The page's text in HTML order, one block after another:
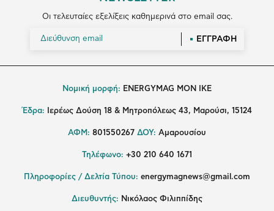
Οι τελευταίες εξελίξεις καθημερινά στο email σας.
ΕΓΓΡΑΦΗ
Νομική μορφή: ENERGYMAG MON IKE
Έδρα: Ιερέως Δούση 18 & Μητροπόλεως 43, Μαρούσι, 15124
ΑΦΜ: 801550267 ΔΟΥ: Αμαρουσίου
Τηλέφωνο: +30 210 640 1671
Πληροφορίες / Δελτία Τύπου: energymagnews@gmail.com
Διευθυντής: Νικόλαος Φιλιππίδης